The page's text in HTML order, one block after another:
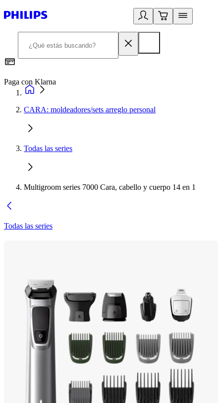
Paga con Klarna
CARA: moldeadores/sets arreglo personal
Todas las series
Multigroom series 7000 Cara, cabello y cuerpo 14 en 1
Todas las series